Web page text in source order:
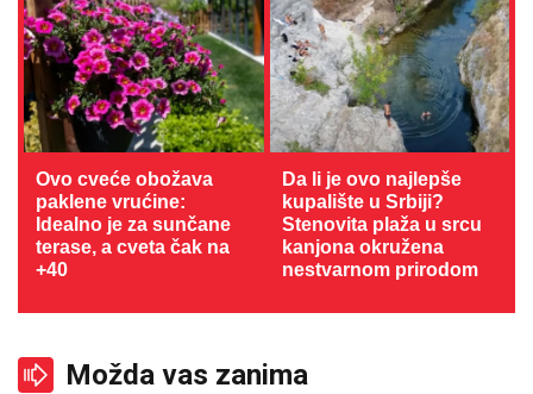
Ovo cveće obožava
paklene vrućine:
Idealno je za sunčane
terase, a cveta čak na
+40
Da li je ovo najlepše
kupalište u Srbiji?
Stenovita plaža u srcu
kanjona okružena
nestvarnom prirodom
Možda vas zanima